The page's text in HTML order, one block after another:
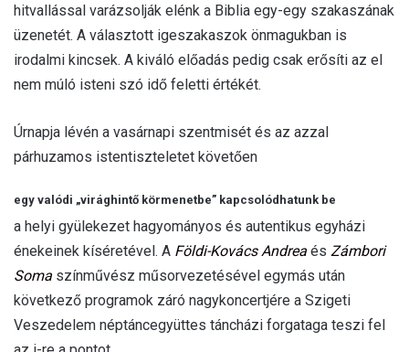
hitvallással varázsolják elénk a Biblia egy-egy szakaszának
üzenetét. A választott igeszakaszok önmagukban is
irodalmi kincsek. A kiváló előadás pedig csak erősíti az el
nem múló isteni szó idő feletti értékét.
Úrnapja lévén a vasárnapi szentmisét és az azzal
párhuzamos istentiszteletet követően
egy valódi „virághintő körmenetbe” kapcsolódhatunk be
a helyi gyülekezet hagyományos és autentikus egyházi
énekeinek kíséretével. A Földi-Kovács Andrea és Zámbori
Soma színművész műsorvezetésével egymás után
következő programok záró nagykoncertjére a Szigeti
Veszedelem néptáncegyüttes táncházi forgataga teszi fel